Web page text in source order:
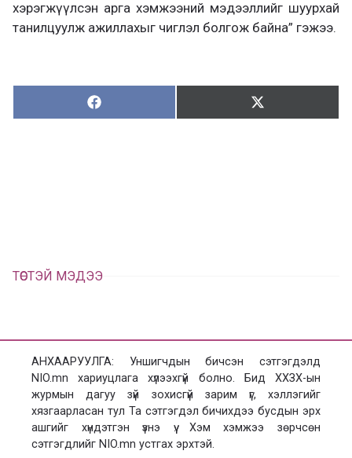
хэрэгжүүлсэн арга хэмжээний мэдээллийг шуурхай
танилцуулж ажиллахыг чиглэл болгож байна” гэжээ.
Хуваалцах:
Х
у
Түгээх:
Т
ү
ТӨСТЭЙ МЭДЭЭ
АНХААРУУЛГА: Уншигчдын бичсэн сэтгэгдэлд
NIO.mn хариуцлага хүлээхгүй болно. Бид ХХЗХ-ын
журмын дагуу зүй зохисгүй зарим үг, хэллэгийг
хязгаарласан тул Та сэтгэгдэл бичихдээ бусдын эрх
ашгийг хүндэтгэн үзнэ үү. Хэм хэмжээ зөрчсөн
сэтгэгдлийг NIO.mn устгах эрхтэй.